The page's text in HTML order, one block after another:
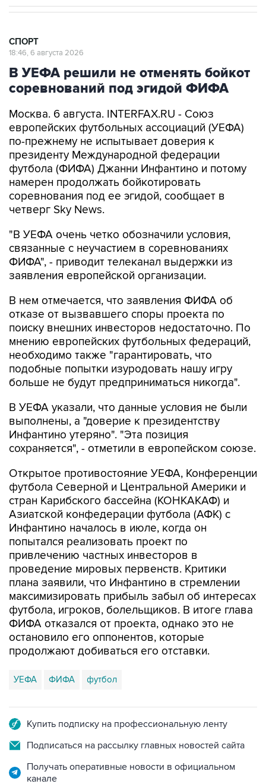
СПОРТ
18:46, 6 августа 2026
В УЕФА решили не отменять бойкот
соревнований под эгидой ФИФА
Москва. 6 августа. INTERFAX.RU - Союз
европейских футбольных ассоциаций (УЕФА)
по-прежнему не испытывает доверия к
президенту Международной федерации
футбола (ФИФА) Джанни Инфантино и потому
намерен продолжать бойкотировать
соревнования под ее эгидой, сообщает в
четверг Sky News.
"В УЕФА очень четко обозначили условия,
связанные с неучастием в соревнованиях
ФИФА", - приводит телеканал выдержки из
заявления европейской организации.
В нем отмечается, что заявления ФИФА об
отказе от вызвавшего споры проекта по
поиску внешних инвесторов недостаточно. По
мнению европейских футбольных федераций,
необходимо также "гарантировать, что
подобные попытки изуродовать нашу игру
больше не будут предприниматься никогда".
В УЕФА указали, что данные условия не были
выполнены, а "доверие к президентству
Инфантино утеряно". "Эта позиция
сохраняется", - отметили в европейском союзе.
Открытое противостояние УЕФА, Конференции
футбола Северной и Центральной Америки и
стран Карибского бассейна (КОНКАКАФ) и
Азиатской конфедерации футбола (АФК) с
Инфантино началось в июле, когда он
попытался реализовать проект по
привлечению частных инвесторов в
проведение мировых первенств. Критики
плана заявили, что Инфантино в стремлении
максимизировать прибыль забыл об интересах
футбола, игроков, болельщиков. В итоге глава
ФИФА отказался от проекта, однако это не
остановило его оппонентов, которые
продолжают добиваться его отставки.
УЕФА ФИФА футбол
Купить подписку на профессиональную ленту
Подписаться на рассылку главных новостей сайта
Получать оперативные новости в официальном
канале